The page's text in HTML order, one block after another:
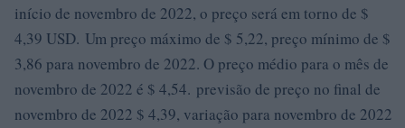
início de novembro de 2022, o preço será em torno de $
4,39 USD. Um preço máximo de $ 5,22, preço mínimo de $
3,86 para novembro de 2022. O preço médio para o mês de
novembro de 2022 é $ 4,54. previsão de preço no final de
novembro de 2022 $ 4,39, variação para novembro de 2022